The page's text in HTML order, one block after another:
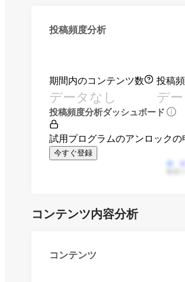
投稿頻度分析
期間内のコンテンツ数
データなし
投稿
デ
投稿頻度分析ダッシュボード
試用プログラムのアンロックの
今すぐ登録
コンテンツ内容分析
コンテンツ